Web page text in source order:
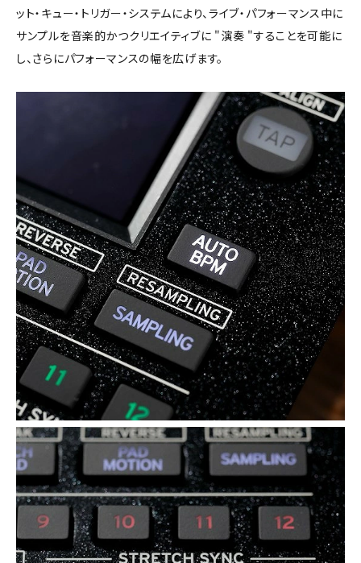
ット・キュー・トリガー・システムにより、ライブ・パフォーマンス中に
サンプルを音楽的かつクリエイティブに "演奏 "することを可能に
し、さらにパフォーマンスの幅を広げます。